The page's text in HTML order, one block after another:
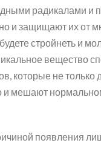
радикалами и
и защищают их от
стройнеть и
вещество
которые не только
и мешают
появления